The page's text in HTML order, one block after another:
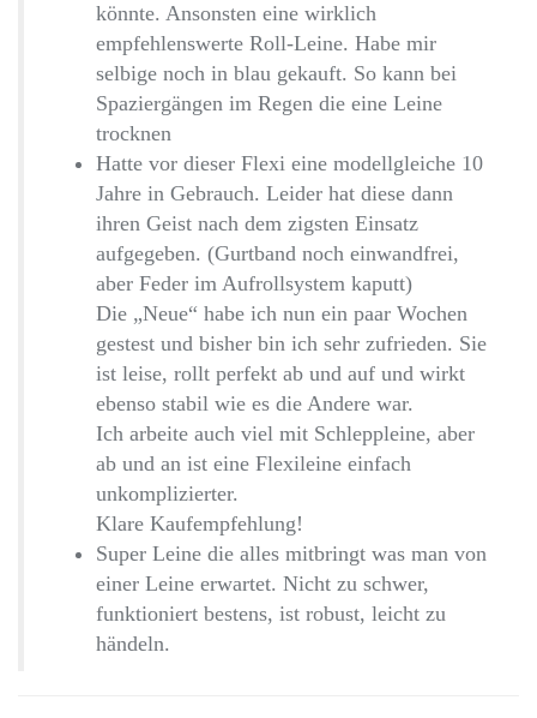
könnte. Ansonsten eine wirklich
empfehlenswerte Roll-Leine. Habe mir
selbige noch in blau gekauft. So kann bei
Spaziergängen im Regen die eine Leine
trocknen
Hatte vor dieser Flexi eine modellgleiche 10
Jahre in Gebrauch. Leider hat diese dann
ihren Geist nach dem zigsten Einsatz
aufgegeben. (Gurtband noch einwandfrei,
aber Feder im Aufrollsystem kaputt)
Die „Neue“ habe ich nun ein paar Wochen
gestest und bisher bin ich sehr zufrieden. Sie
ist leise, rollt perfekt ab und auf und wirkt
ebenso stabil wie es die Andere war.
Ich arbeite auch viel mit Schleppleine, aber
ab und an ist eine Flexileine einfach
unkomplizierter.
Klare Kaufempfehlung!
Super Leine die alles mitbringt was man von
einer Leine erwartet. Nicht zu schwer,
funktioniert bestens, ist robust, leicht zu
händeln.